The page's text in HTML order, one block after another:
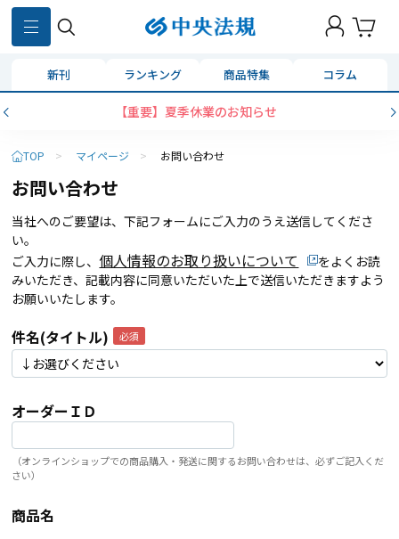
新刊 ランキング 商品特集 コラム
【重要】夏季休業のお知らせ
TOP > マイページ > お問い合わせ
お問い合わせ
当社へのご要望は、下記フォームにご入力のうえ送信してくださ
い。
ご入力に際し、 個人情報のお取り扱いについて
をよくお読
みいただき、記載内容に同意いただいた上で送信いただきますよう
お願いいたします。
件名(タイトル)
オーダーＩＤ
（オンラインショップでの商品購入・発送に関するお問い合わせは、必ずご記入くだ
さい）
商品名